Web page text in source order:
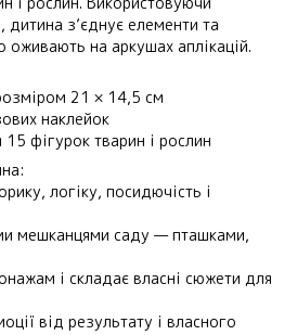
дитина з’єднує елементи та
оживають на аркушах аплікацій.
21 × 14,5 см
наклейок
фігурок тварин і рослин
логіку, посидючість і
мешканцями саду — пташками,
і складає власні сюжети для
від результату і власного